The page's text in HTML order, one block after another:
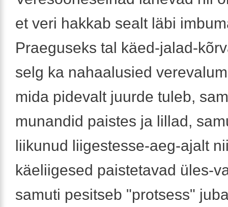
et veri hakkab sealt läbi
Praeguseks tal käed-jalad-
selg ka nahaalusied
mida pidevalt juurde tuleb,
munandid paistes ja lillad,
liikunud liigestesse-aeg-ajalt
käeliigesed paistetavad üles-
samuti pesitseb "protsess"